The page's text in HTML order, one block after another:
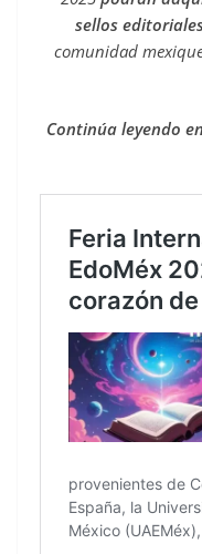
sellos
comunidad
Continúa leyendo